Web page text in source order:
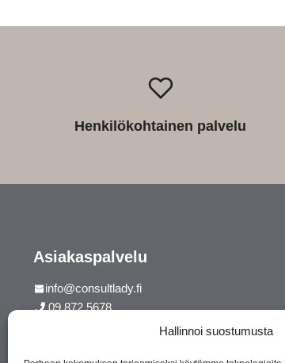
Hallinnoi suostumusta
Henkilökohtainen palvelu
Asiakaspalvelu
info@consultlady.fi
09 872 5678
Korsontie 7, 01450 Vantaa